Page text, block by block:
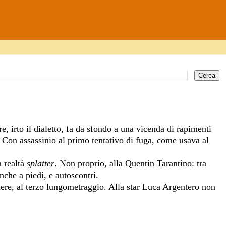
irto il dialetto, fa da sfondo a una vicenda di rapimenti
assassinio al primo tentativo di fuga, come usava al
realtàsplatter. Non proprio, alla Quentin Tarantino: tra
a piedi, e autoscontri.
al terzo lungometraggio. Alla star Luca Argentero non